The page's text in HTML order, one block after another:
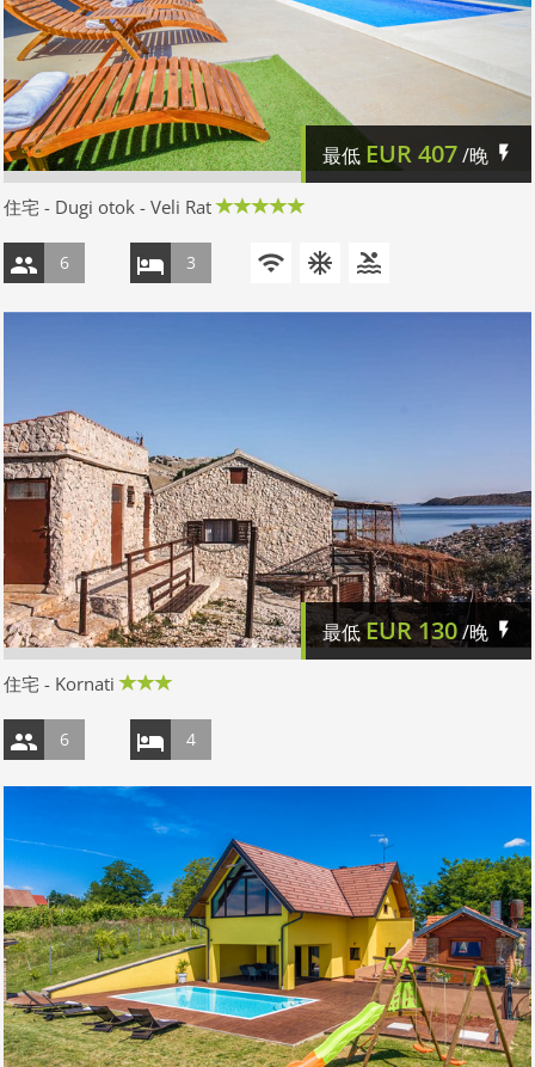
最低 EUR407/晚
住宅 - Dugi otok - Veli Rat
6 3
最低EUR130/晚
住宅 - Kornati
6 4